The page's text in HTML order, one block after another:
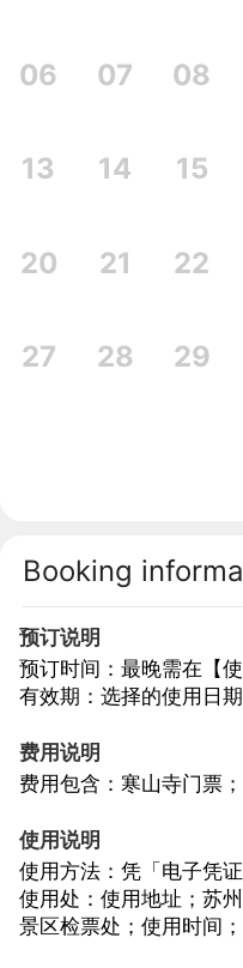
06 07 08
13 14 15
20 21 22
27 28 29
Booking
预订说明
预订时间：最晚需在【
有效期：选择的使用日期
费用说明
费用包含：寒山寺门票
使用说明
使用方法：凭「电子凭
使用处：使用地址；苏
景区检票处；使用时间